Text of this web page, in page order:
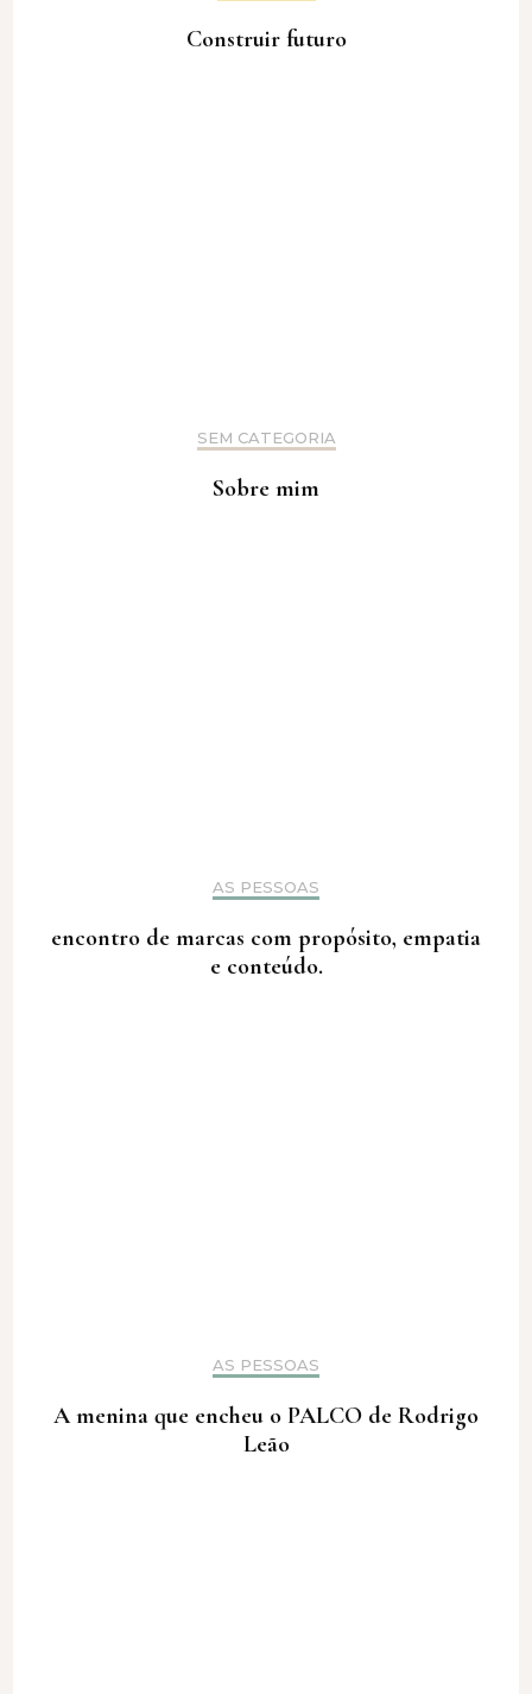
Construir futuro
SEM CATEGORIA
Sobre mim
AS PESSOAS
encontro de marcas com propósito, empatia
e conteúdo.
AS PESSOAS
A menina que encheu o PALCO de Rodrigo
Leão